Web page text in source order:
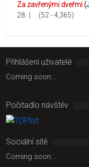
Za zavřenými dveřmi
28
(52 - 4,365)
Přihlášení uživatelé
Coming soon...
Počitadlo návštěv
Sociální sítě
Coming soon...